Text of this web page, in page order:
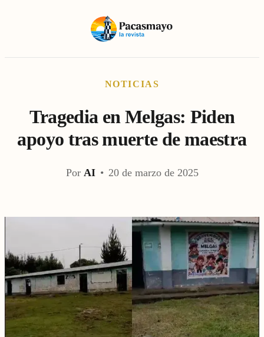
NOTICIAS
Tragedia en Melgas: Piden
apoyo tras muerte de maestra
Por AI • 20 de marzo de 2025